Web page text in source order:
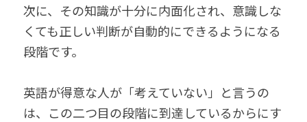
次に、その知識が十分に内面化され、意識しな
くても正しい判断が自動的にできるようになる
段階です。
英語が得意な人が「考えていない」と言うの
は、この二つ目の段階に到達しているからにす